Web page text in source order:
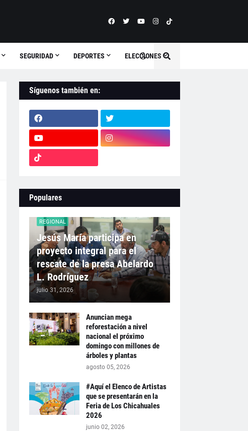
SEGURIDAD DEPORTES ELECCIONES
Síguenos también en:
Populares
REGIONAL
Jesús María participa en
proyecto integral para el
rescate de la presa Abelardo
L. Rodríguez
julio 31, 2026
Anuncian mega
reforestación a nivel
nacional el próximo
domingo con millones de
árboles y plantas
agosto 05, 2026
#Aquí el Elenco de Artistas
que se presentarán en la
Feria de Los Chicahuales
2026
junio 02, 2026